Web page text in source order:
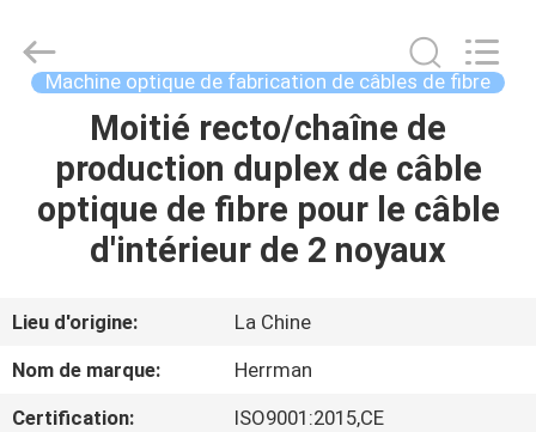
MAISON
PRODUITS
PROPOS
DE
NOUS
Machinery
Co.,ltd.
Rights
Machine optique de fabrication de câbles de fibre
Moitié recto/chaîne de
production duplex de câble
optique de fibre pour le câble
d'intérieur de 2 noyaux
Lieu d'origine:
La Chine
Nom de marque:
Herrman
Certification:
ISO9001:2015,CE